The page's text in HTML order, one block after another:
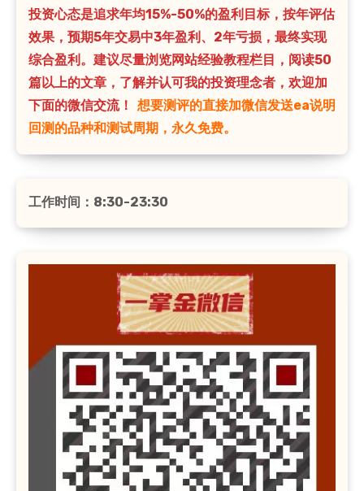
投资心态是追求年均15%-50%的盈利目标，按年评估
效果，预期5年交易中3年盈利、2年亏损，最终实现
综合盈利。建议尽量浏览网站经验教程栏目，阅读50
篇以上的文章，了解并认可我的投资理念者，欢迎加
下面的微信交流！
想要测评的直接加微信发送ea说明
回测的品种和测试周期，永久免费。
工作时间：8:30-23:30